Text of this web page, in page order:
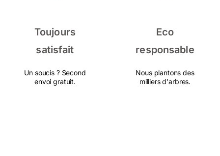
Toujours
satisfait
Un soucis ? Second
envoi gratuit.
Eco
responsable
Nous plantons des
milliers d'arbres.